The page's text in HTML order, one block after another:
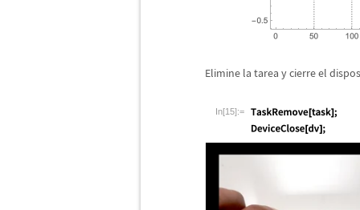
Elimine la tarea y cierre el
In[15]:=